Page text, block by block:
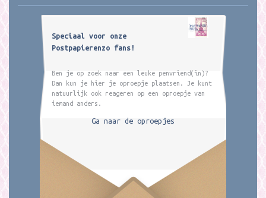
Speciaal voor onze
Postpapierenzo fans!
Ben je op zoek naar een leuke penvriend(in)?
Dan kun je hier je oproepje plaatsen. Je kunt
natuurlijk ook reageren op een oproepje van
iemand anders.
Ga naar de oproepjes